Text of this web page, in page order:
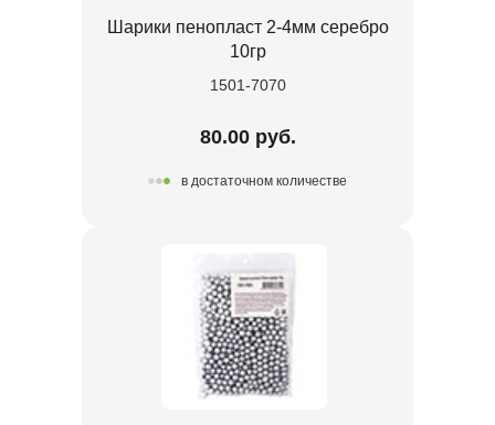
Шарики пенопласт 2-4мм серебро
10гр
1501-7070
80.00 руб.
в достаточном количестве